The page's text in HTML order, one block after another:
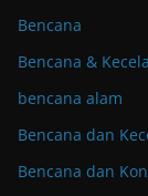
Bencana
Bencana &
bencana alam
Bencana dan
Bencana dan